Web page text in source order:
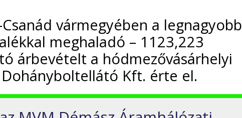
vármegyében a legnagyobb
meghaladó – 1123,223
árbevételt a hódmezővásárhelyi
Kft. érte el.